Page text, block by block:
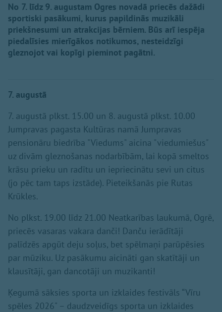
No 7. līdz 9. augustam Ogres novadā priecēs dažādi
sportiski pasākumi, kurus papildinās muzikāli
priekšnesumi un atrakcijas bērniem. Būs arī iespēja
piedalīsies mierīgākos notikumos, nesteidzīgi
gleznojot vai kopīgi pieminot pagātni.
7. augustā
7. augustā plkst. 15.00 un 8. augustā plkst. 10.00
Jumpravas pagasta Kultūras namā Jumpravas
pensionāru biedrība "Viedums" aicina "viedumiešus"
uz divām gleznošanas nodarbībām, lai kopā smeltos
krāsu prieku un radītu un iepriecinātu sevi un citus
(jo pēc tam taps izstāde). Pieteikšanās pie Rutas
Krūkles.
No plkst. 19.00 līdz 21.00 Neatkarības laukumā, Ogrē,
priecēs vasaras vakara danči! Danču ierādītāji
palīdzēs apgūt deju soļus, bet spēlmaņi parūpēsies
par mūziku. Uz pasākumu aicināti gan skatītāji un
klausītāji, gan dancotāji un muzikanti!
Ķegumā sāksies sporta un izklaides festivāls “Vīru
spēles 2026" – daudzveidīgs sporta un izklaides